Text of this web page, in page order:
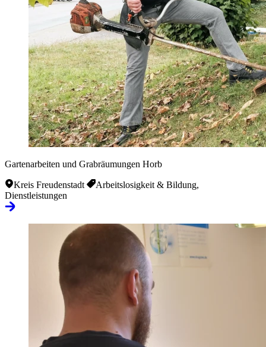
Gartenarbeiten und Grabräumungen Horb
Kreis Freudenstadt
Arbeitslosigkeit & Bildung,
Dienstleistungen